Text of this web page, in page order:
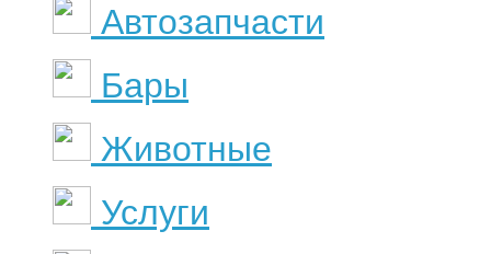
Автозапчасти
Бары
Животные
Услуги